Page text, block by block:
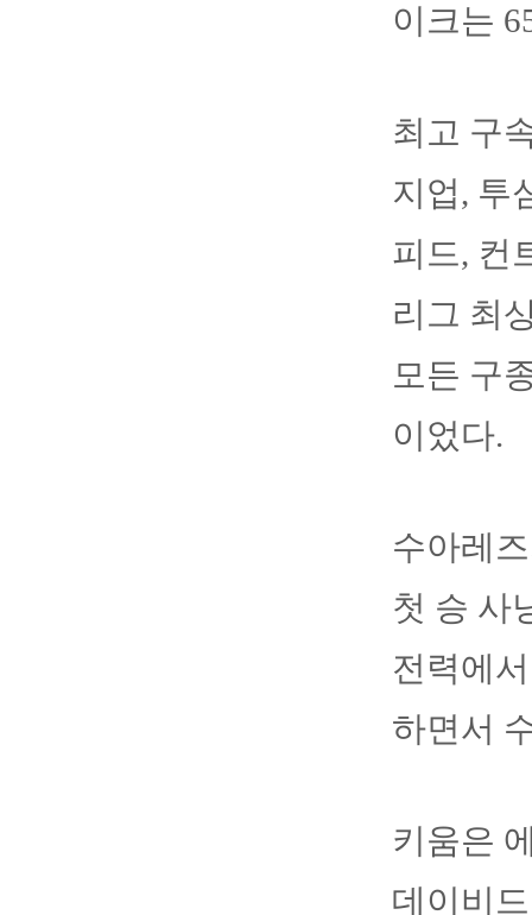
이크는
최고 구
지업, 투
피드, 컨
리그 최
모든 구
이었다.
수아레
첫 승 사
전력에
하면서
키움은
데이비